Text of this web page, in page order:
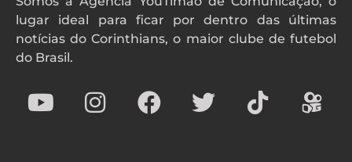
lugar ideal para ficar por dentro das últimas
notícias do Corinthians, o maior clube de futebol
do Brasil.